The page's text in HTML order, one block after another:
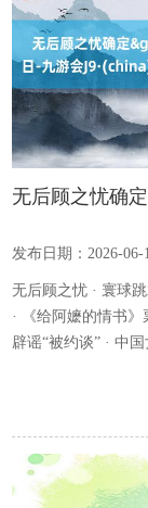
无后顾之忧确
发布日期：2026-06-
无后顾之忧 · 寰球
· 《给阿嬷的情书》
辟谣“被约谈” · 中
心发布全省重心急
流感哨点病院陈述
流来袭莫慌！科学